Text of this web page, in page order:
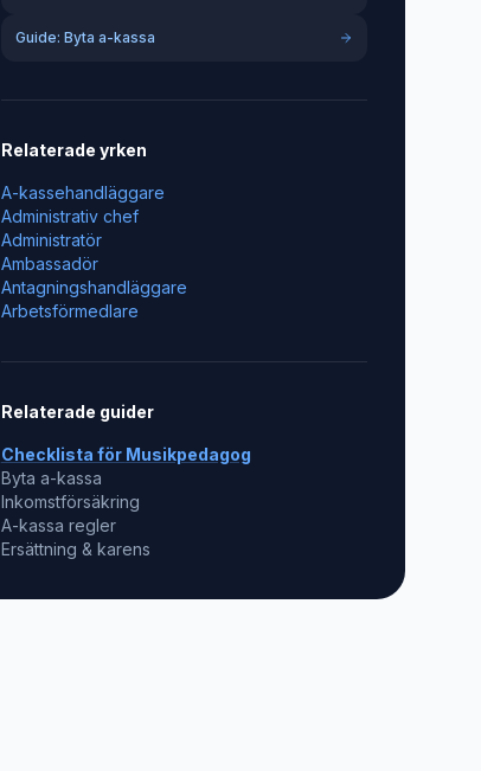
Guide: Byta a-kassa
Relaterade yrken
A-kassehandläggare
Administrativ chef
Administratör
Ambassadör
Antagningshandläggare
Arbetsförmedlare
Relaterade guider
Checklista för Musikpedagog
Byta a-kassa
Inkomstförsäkring
A-kassa regler
Ersättning & karens